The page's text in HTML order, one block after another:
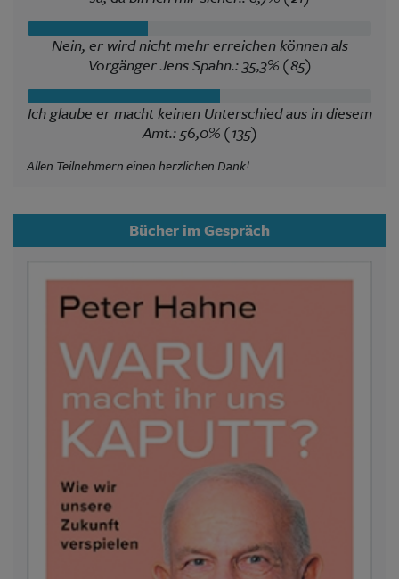
Nein, er wird nicht mehr erreichen können als
Vorgänger Jens Spahn.: 35,3% (85)
Ich glaube er macht keinen Unterschied aus in diesem
Amt.: 56,0% (135)
Allen Teilnehmern einen herzlichen Dank!
Bücher im Gespräch